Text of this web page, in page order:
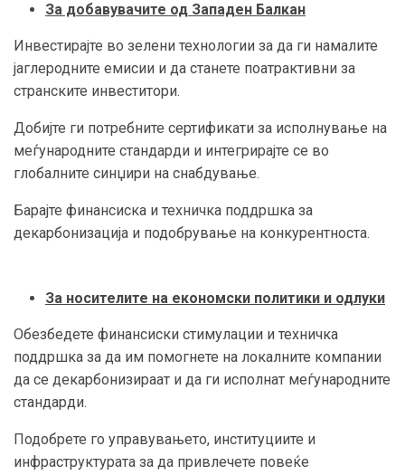
За добавувачите од Западен Балкан
Инвестирајте во зелени технологии за да ги намалите
јаглеродните емисии и да станете поатрактивни за
странските инвеститори.
Добијте ги потребните сертификати за исполнување на
меѓународните стандарди и интегрирајте се во
глобалните синџири на снабдување.
Барајте финансиска и техничка поддршка за
декарбонизација и подобрување на конкурентноста.
За носителите на економски политики и одлуки
Обезбедете финансиски стимулации и техничка
поддршка за да им помогнете на локалните компании
да се декарбонизираат и да ги исполнат меѓународните
стандарди.
Подобрете го управувањето, институциите и
инфраструктурата за да привлечете повеќе